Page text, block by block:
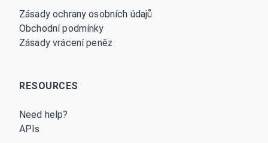
Zásady ochrany osobních údajů
Obchodní podmínky
Zásady vrácení peněz
RESOURCES
Need help?
APIs